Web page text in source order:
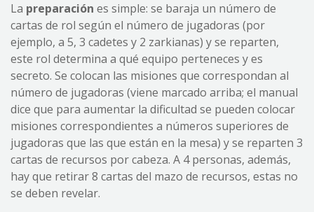
La preparación es simple: se baraja un número de
cartas de rol según el número de jugadoras (por
ejemplo, a 5, 3 cadetes y 2 zarkianas) y se reparten,
este rol determina a qué equipo perteneces y es
secreto. Se colocan las misiones que correspondan al
número de jugadoras (viene marcado arriba; el manual
dice que para aumentar la dificultad se pueden colocar
misiones correspondientes a números superiores de
jugadoras que las que están en la mesa) y se reparten 3
cartas de recursos por cabeza. A 4 personas, además,
hay que retirar 8 cartas del mazo de recursos, estas no
se deben revelar.